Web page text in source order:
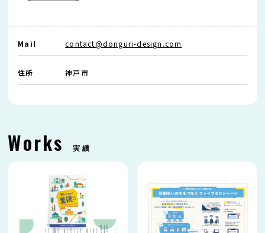
Mail contact@donguri-design.com
住所 神戸市
Works 実績